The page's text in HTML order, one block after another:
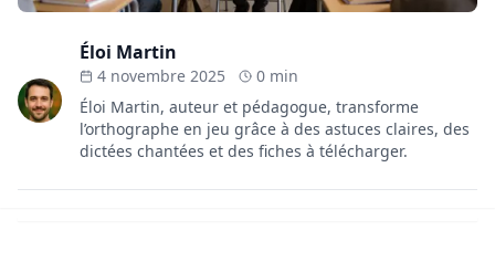
Éloi Martin
4 novembre 2025
0 min
Éloi Martin, auteur et pédagogue, transforme
l’orthographe en jeu grâce à des astuces claires, des
dictées chantées et des fiches à télécharger.